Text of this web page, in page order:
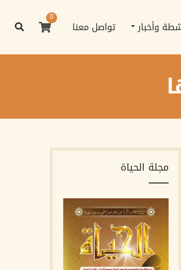
وأخبار تواصل معنا
0
مجلة الحياة